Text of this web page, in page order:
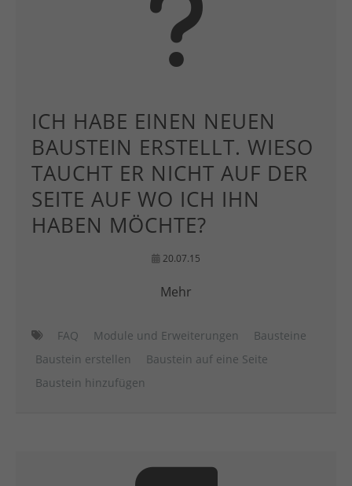
ICH HABE EINEN NEUEN
BAUSTEIN ERSTELLT. WIESO
TAUCHT ER NICHT AUF DER
SEITE AUF WO ICH IHN
HABEN MÖCHTE?
20.07.15
Mehr
FAQ Module und Erweiterungen
Bausteine
Baustein erstellen
Baustein auf eine Seite
Baustein hinzufügen